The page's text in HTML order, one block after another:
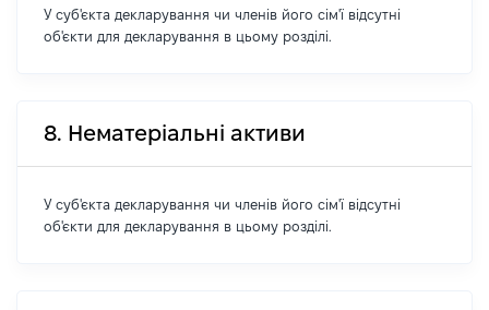
У суб'єкта декларування чи членів його сім'ї відсутні
об'єкти для декларування в цьому розділі.
8. Нематеріальні активи
У суб'єкта декларування чи членів його сім'ї відсутні
об'єкти для декларування в цьому розділі.